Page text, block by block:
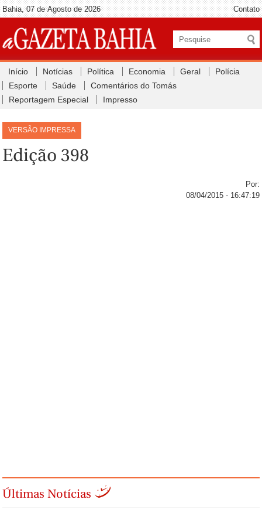
Bahia, 07 de Agosto de 2026 Contato
Início Notícias Política Economia Geral
Polícia
Esporte
Saúde
Comentários do Tomás
Reportagem Especial
Impresso
VERSÃO IMPRESSA
Edição 398
Por:
08/04/2015 - 16:47:19
Últimas Notícias